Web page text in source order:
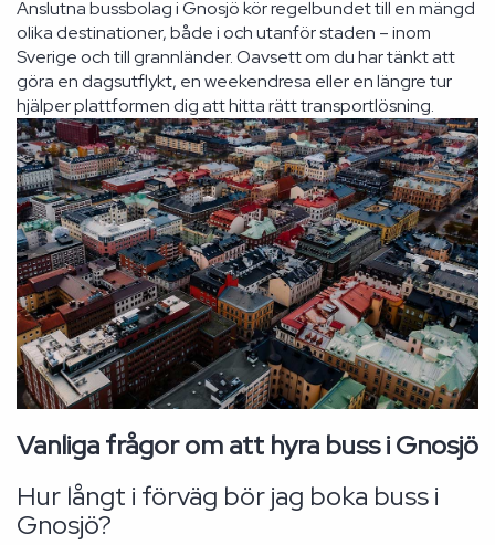
Anslutna bussbolag i Gnosjö kör regelbundet till en mängd
olika destinationer, både i och utanför staden – inom
Sverige och till grannländer. Oavsett om du har tänkt att
göra en dagsutflykt, en weekendresa eller en längre tur
hjälper plattformen dig att hitta rätt transportlösning.
Vanliga frågor om att hyra buss i Gnosjö
Hur långt i förväg bör jag boka buss i
Gnosjö?